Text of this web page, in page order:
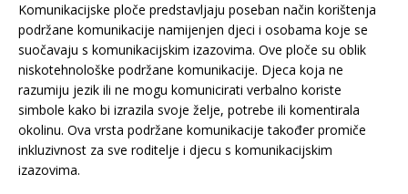
Komunikacijske ploče predstavljaju poseban način korištenja
podržane komunikacije namijenjen djeci i osobama koje se
suočavaju s komunikacijskim izazovima. Ove ploče su oblik
niskotehnološke podržane komunikacije. Djeca koja ne
razumiju jezik ili ne mogu komunicirati verbalno koriste
simbole kako bi izrazila svoje želje, potrebe ili komentirala
okolinu. Ova vrsta podržane komunikacije također promiče
inkluzivnost za sve roditelje i djecu s komunikacijskim
izazovima.